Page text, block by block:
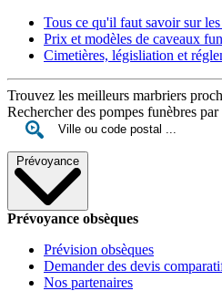
Tous ce qu'il faut savoir sur
Prix et modèles de caveaux
Cimetières, législiation et
Trouvez les meilleurs marbriers
Rechercher des pompes funèbres
Prévoyance
Prévoyance obsèques
Prévision obsèques
Demander des devis
Nos partenaires